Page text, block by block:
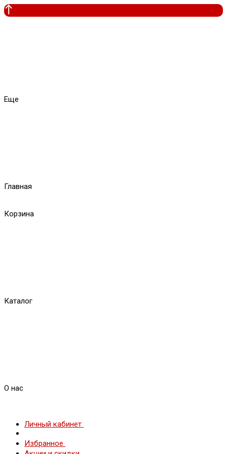
Еще
Главная
Корзина
Каталог
О нас
Личный кабинет
Избранное